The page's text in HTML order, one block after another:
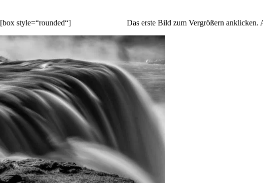
[box style=“rounded“] Das erste Bild zum Vergrößern anklicken.